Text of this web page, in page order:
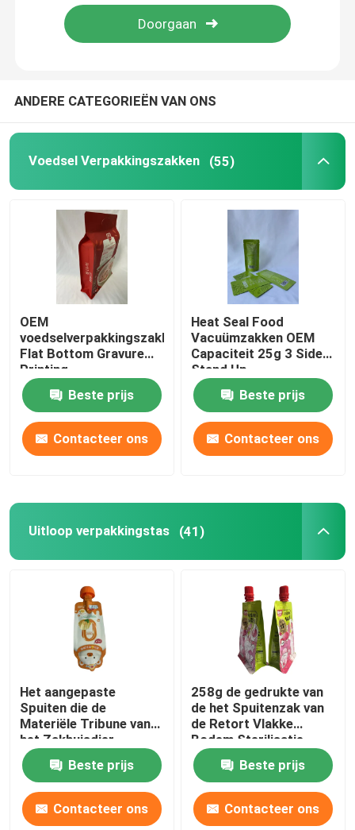
Fabrieksreis
Kwaliteitscontrole
Gevallen
Voedsel Verpakkingszakken
Uitloop verpakkingstas
Koffieverpakkingszak
Gelamineerde Verpakkende Broodjes
Opstaande verpakkingszakken
Voedsel voor huisdieren Verpakkende Zakken
Papieren verpakkingszakken
Vloeibare Detergent Zak
mylar verpakkende zak
ANDERE CATEGORIEËN VAN ONS
Voedsel Verpakkingszakken (55)
OEM
voedselverpakkingszakken
Flat Bottom Gravure
Printing
Cashewnootverpakkingszak
Beste prijs
Contacteer ons
Heat Seal Food
Vacuümzakken OEM
Capaciteit 25g 3 Side
Stand Up
Beste prijs
Contacteer ons
Uitloop verpakkingstas (41)
Het aangepaste
Spuiten die de
Materiële Tribune van
het Zakhuisdier
verpakken spuiten
omhoog ZakBeste prijs
Contacteer ons
258g de gedrukte van
de het Spuitenzak van
de Retort Vlakke
Bodem Sterilisatie
Juice Packaging Pouch
Beste prijs
Contacteer ons